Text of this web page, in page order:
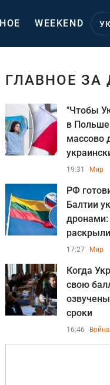
WEEKEND
ГЛАВНОЕ ЗА
"Чтобы
в
массово
19:31 Мир
РФ
Балтии
дронами:
17:27 Мир
Когда
свою
сроки
16:46 Война